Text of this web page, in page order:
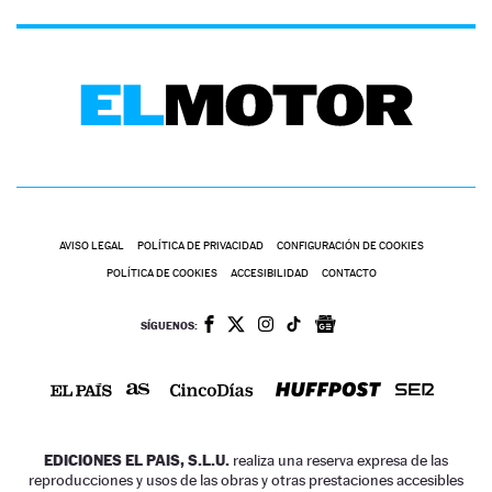
AVISO LEGAL POLÍTICA DE PRIVACIDAD CONFIGURACIÓN DE COOKIES
POLÍTICA DE COOKIES ACCESIBILIDAD CONTACTO
SÍGUENOS:
EDICIONES EL PAIS, S.L.U. realiza una reserva expresa de las
reproducciones y usos de las obras y otras prestaciones accesibles